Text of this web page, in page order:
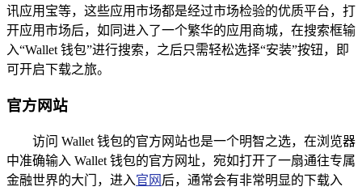
讯应用宝等，这些应用市场都是经过市场检验的优质平台，打
开应用市场后，如同进入了一个繁华的应用商城，在搜索框输
入“Wallet 钱包”进行搜索，之后只需轻松选择“安装”按钮，即
可开启下载之旅。
官方网站
访问 Wallet 钱包的官方网站也是一个明智之选，在浏览器
中准确输入 Wallet 钱包的官方网址，宛如打开了一扇通往专属
金融世界的大门，进入官网 后，通常会有非常明显的下载入